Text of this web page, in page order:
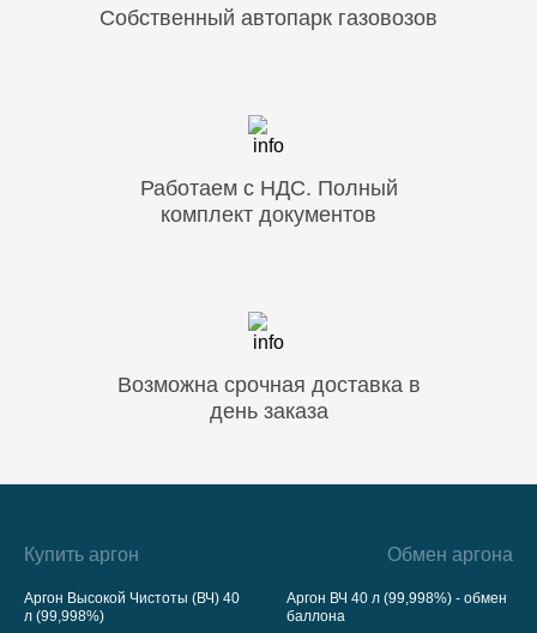
Собственный автопарк газовозов
Работаем с НДС. Полный
комплект документов
Возможна срочная доставка в
день заказа
Купить аргон
Аргон Высокой Чистоты (ВЧ) 40
л (99,998%)
Обмен аргона
Аргон ВЧ 40 л (99,998%) - обмен
баллона